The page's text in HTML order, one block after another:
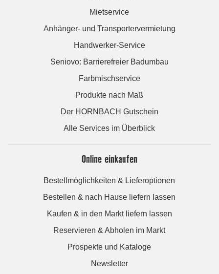
Mietservice
Anhänger- und Transportervermietung
Handwerker-Service
Seniovo: Barrierefreier Badumbau
Farbmischservice
Produkte nach Maß
Der HORNBACH Gutschein
Alle Services im Überblick
Online einkaufen
Bestellmöglichkeiten & Lieferoptionen
Bestellen & nach Hause liefern lassen
Kaufen & in den Markt liefern lassen
Reservieren & Abholen im Markt
Prospekte und Kataloge
Newsletter